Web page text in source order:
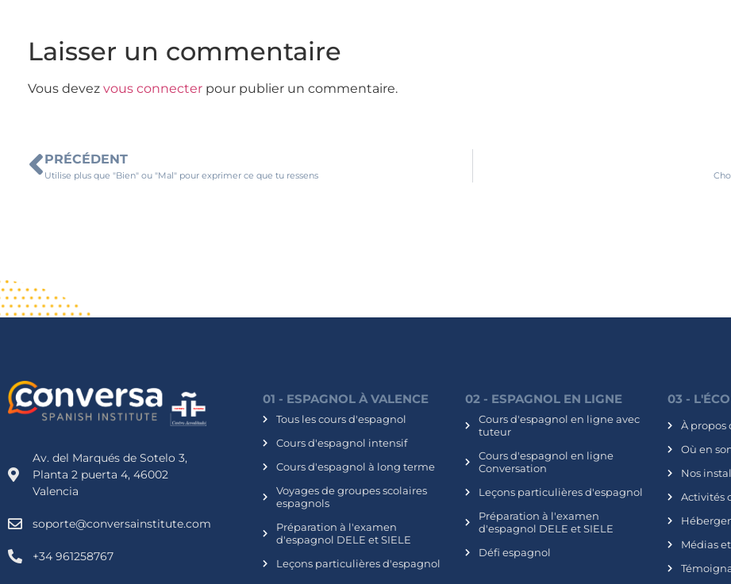
Laisser un commentaire
Vous devez vous connecter pour publier un commentaire.
PRÉCÉDENT
Utilise plus que "Bien" ou "Mal" pour exprimer ce que tu ressens
Av. del Marqués de Sotelo 3,
Planta 2 puerta 4, 46002
Valencia
soporte@conversainstitute.com
+34 961258767
01 - ESPAGNOL À VALENCE
Tous les cours d'espagnol
Cours d'espagnol intensif
Cours d'espagnol à long terme
Voyages de groupes scolaires
espagnols
Préparation à l'examen
d'espagnol DELE et SIELE
Leçons particulières d'espagnol
02 - ESPAGNOL EN LIGNE
Cours d'espagnol en ligne avec
tuteur
Cours d'espagnol en ligne
Conversation
Leçons particulières d'espagnol
Préparation à l'examen
d'espagnol DELE et SIELE
Défi espagnol
03 -
À propos
Où en
Nos
Activités
Médias